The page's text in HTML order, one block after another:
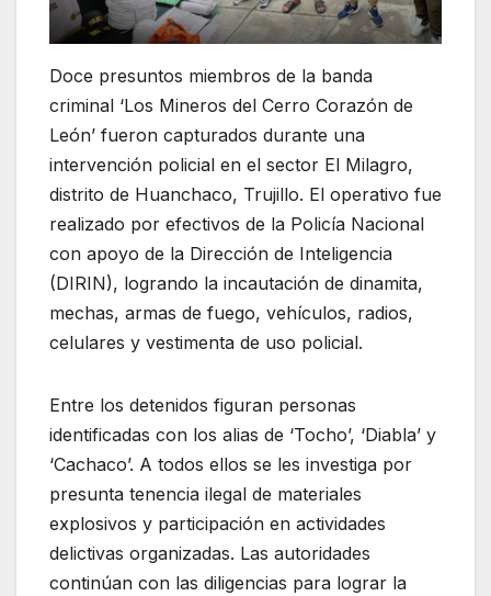
Doce presuntos miembros de la banda
criminal ‘Los Mineros del Cerro Corazón de
León’ fueron capturados durante una
intervención policial en el sector El Milagro,
distrito de Huanchaco, Trujillo. El operativo fue
realizado por efectivos de la Policía Nacional
con apoyo de la Dirección de Inteligencia
(DIRIN), logrando la incautación de dinamita,
mechas, armas de fuego, vehículos, radios,
celulares y vestimenta de uso policial.
Entre los detenidos figuran personas
identificadas con los alias de ‘Tocho’, ‘Diabla’ y
‘Cachaco’. A todos ellos se les investiga por
presunta tenencia ilegal de materiales
explosivos y participación en actividades
delictivas organizadas. Las autoridades
continúan con las diligencias para lograr la